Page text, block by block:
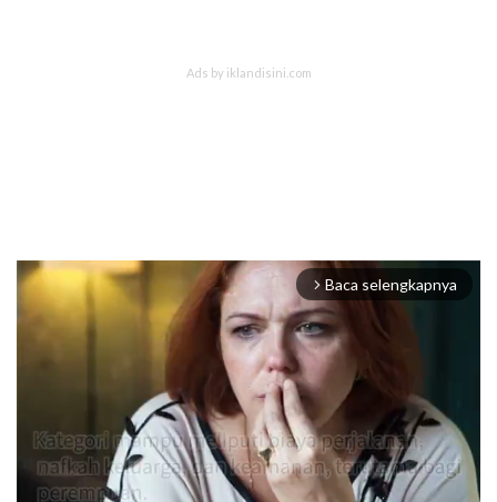
arrow_forward_ios Baca selengkapnya